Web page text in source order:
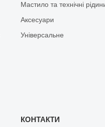
Мастило та технічні
Аксесуари
Універсальне